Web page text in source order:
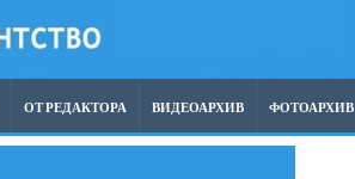
ОТ РЕДАКТОРА ВИДЕОАРХИВ ФОТОАРХИВ